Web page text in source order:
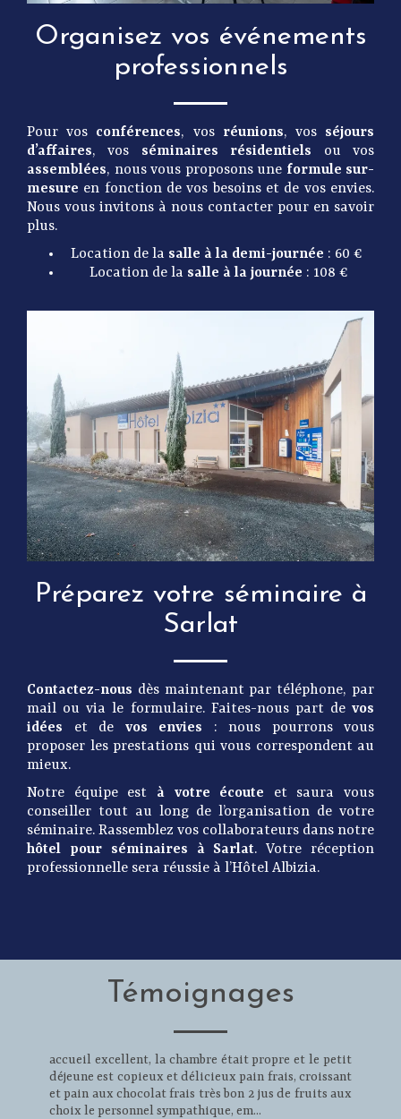
Organisez vos événements
professionnels
Pour vos conférences, vos réunions, vos séjours
d’affaires, vos séminaires résidentiels ou vos
assemblées, nous vous proposons une formule sur-
mesure en fonction de vos besoins et de vos envies.
Nous vous invitons à nous contacter pour en savoir
plus.
Location de la salle à la demi-journée : 60 €
Location de la salle à la journée : 108 €
Préparez votre séminaire à
Sarlat
Contactez-nous dès maintenant par téléphone, par
mail ou via le formulaire. Faites-nous part de vos
idées et de vos envies : nous pourrons vous
proposer les prestations qui vous correspondent au
mieux.
Notre équipe est à votre écoute et saura vous
conseiller tout au long de l’organisation de votre
séminaire. Rassemblez vos collaborateurs dans notre
hôtel pour séminaires à Sarlat. Votre réception
professionnelle sera réussie à l’Hôtel Albizia.
Témoignages
accueil excellent, la chambre était propre et le petit
déjeune est copieux et délicieux pain frais, croissant
et pain aux chocolat frais très bon 2 jus de fruits aux
choix le personnel sympathique, em...